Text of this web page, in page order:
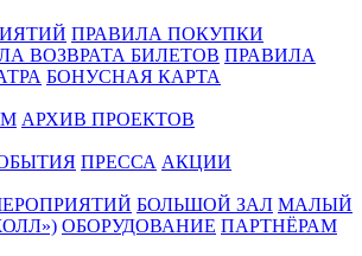
ПРАВИЛА ПОКУПКИ
ВОЗВРАТА БИЛЕТОВ ПРАВИЛА
БОНУСНАЯ КАРТА
АРХИВ ПРОЕКТОВ
ПРЕССА АКЦИИ
БОЛЬШОЙ ЗАЛ МАЛЫЙ
ОБОРУДОВАНИЕ ПАРТНЁРАМ